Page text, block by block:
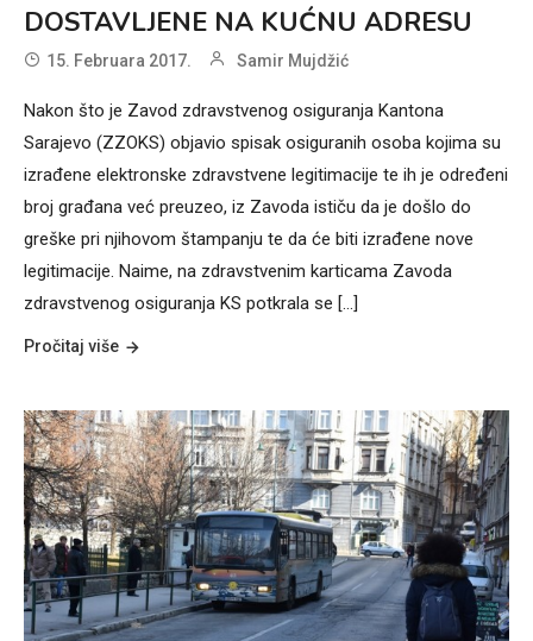
DOSTAVLJENE NA KUĆNU ADRESU
15. Februara 2017. Samir Mujdžić
Nakon što je Zavod zdravstvenog osiguranja Kantona
Sarajevo (ZZOKS) objavio spisak osiguranih osoba kojima su
izrađene elektronske zdravstvene legitimacije te ih je određeni
broj građana već preuzeo, iz Zavoda ističu da je došlo do
greške pri njihovom štampanju te da će biti izrađene nove
legitimacije. Naime, na zdravstvenim karticama Zavoda
zdravstvenog osiguranja KS potkrala se [...]
Pročitaj više